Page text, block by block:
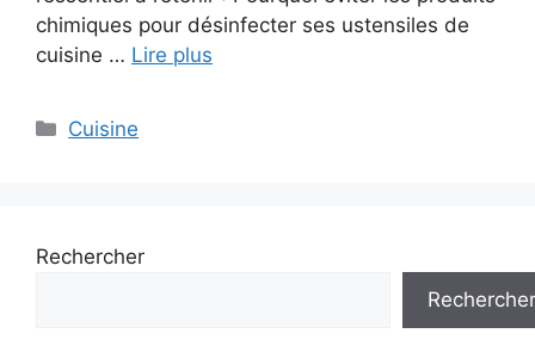
chimiques pour désinfecter ses ustensiles de
cuisine … Lire plus
Catégories
Cuisine
Rechercher
Rechercher